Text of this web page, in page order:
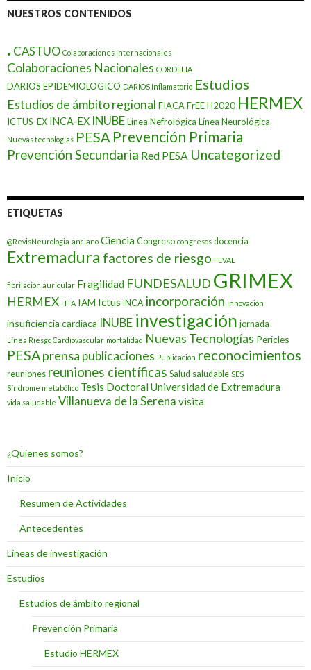
NUESTROS CONTENIDOS
. CASTUO Colaboraciones Internacionales
Colaboraciones Nacionales CORDELIA
DARIOS EPIDEMIOLOGICO DARÍOS Inflamatorio Estudios
Estudios de ámbito regional FIACAFrEEH2020 HERMEX
ICTUS-EX INCA-EX INUBELínea Nefrológica Línea Neurológica
Nuevas tecnologías PESA Prevención Primaria
Prevención Secundaria Red PESA Uncategorized
ETIQUETAS
@RevisNeurologia anciano Ciencia Congreso congresos docencia
Extremadura factores de riesgo FEVAL
fibrilación auricular Fragilidad FUNDESALUD GRIMEX
HERMEX HTA IAM Ictus INCA incorporación Innovación
insuficiencia cardiaca INUBE investigación jornada
Línea Riesgo Cardiovascular mortalidad Nuevas Tecnologías Pericles
PESAprensa publicaciones Publicación reconocimientos
reuniones reuniones científicas Salud saludable SES
Síndrome metabólico Tesis Doctoral Universidad de Extremadura
vida saludable Villanueva de la Serena visita
¿Quienes somos?
Inicio
Resumen de Actividades
Antecedentes
Líneas de investigación
Estudios
Estudios de ámbito regional
Prevención Primaria
Estudio HERMEX